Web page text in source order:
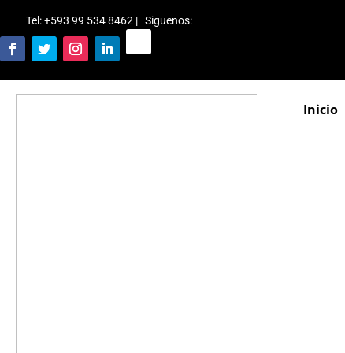
Tel: +593 99 534 8462 | Siguenos:
Inicio